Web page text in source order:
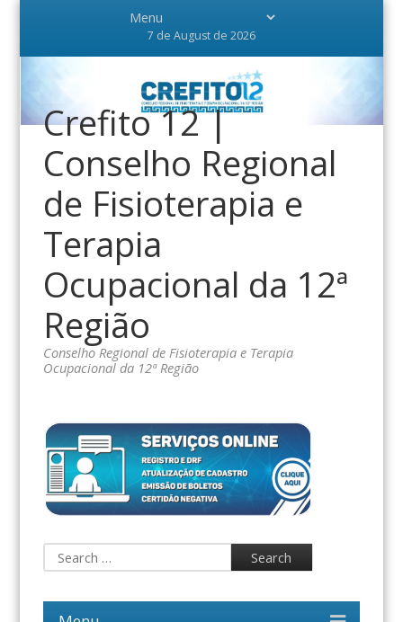
7 de August de 2026
Crefito 12 |
Conselho Regional
de Fisioterapia e
Terapia
Ocupacional da 12ª
Região
Conselho Regional de Fisioterapia e Terapia
Ocupacional da 12ª Região